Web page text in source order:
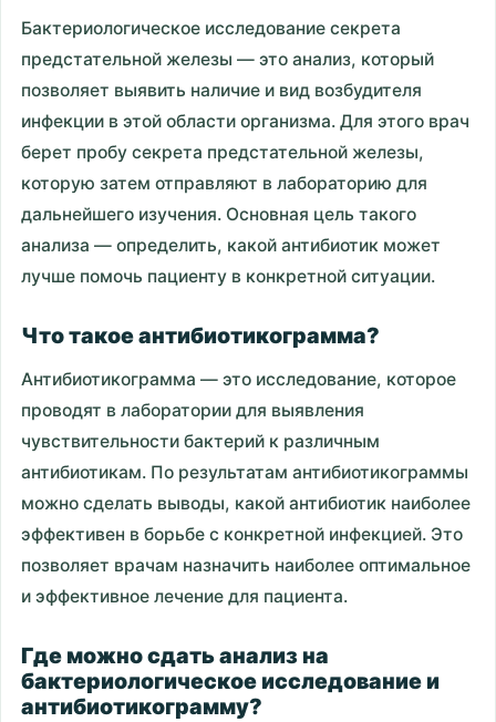
Бактериологическое исследование секрета
предстательной железы — это анализ, который
позволяет выявить наличие и вид возбудителя
инфекции в этой области организма. Для этого врач
берет пробу секрета предстательной железы,
которую затем отправляют в лабораторию для
дальнейшего изучения. Основная цель такого
анализа — определить, какой антибиотик может
лучше помочь пациенту в конкретной ситуации.
Что такое антибиотикограмма?
Антибиотикограмма — это исследование, которое
проводят в лаборатории для выявления
чувствительности бактерий к различным
антибиотикам. По результатам антибиотикограммы
можно сделать выводы, какой антибиотик наиболее
эффективен в борьбе с конкретной инфекцией. Это
позволяет врачам назначить наиболее оптимальное
и эффективное лечение для пациента.
Где можно сдать анализ на
бактериологическое исследование и
антибиотикограмму?